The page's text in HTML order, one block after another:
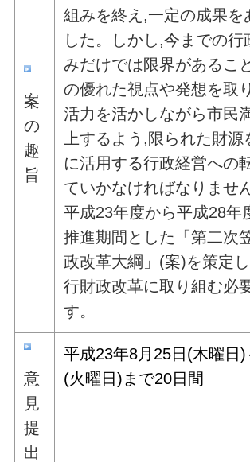
案
の
趣
旨
組みを終え,一定の成果を
した。しかし,今までの行
みだけでは限界があるこ
の優れた視点や発想を取
活力を活かしながら市民
上するよう,限られた財
に活用する行政経営への
ていかなければなりません
平成23年度から平成28年
推進期間とした「第二次
政改革大綱」(案)を策定
行財政改革に取り組む必
す。
意
見
提
出
平成23年8月25日(木曜日)
(火曜日)まで20日間